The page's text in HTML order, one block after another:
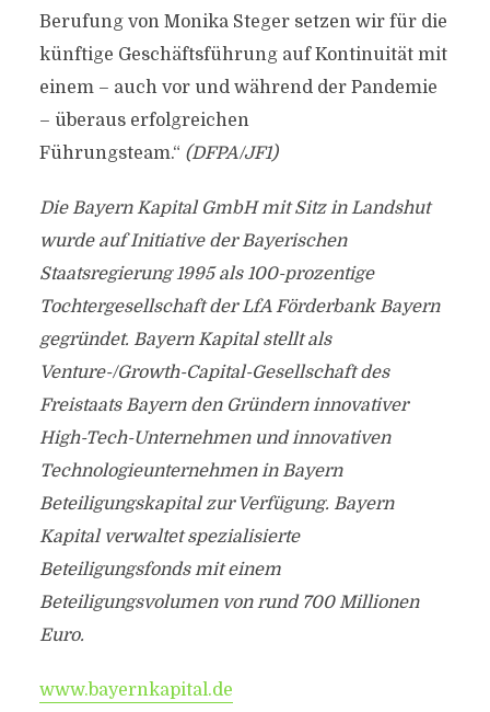
Berufung von Monika Steger setzen wir für die
künftige Geschäftsführung auf Kontinuität mit
einem – auch vor und während der Pandemie
– überaus erfolgreichen
Führungsteam.“ (DFPA/JF1)
Die Bayern Kapital GmbH mit Sitz in Landshut
wurde auf Initiative der Bayerischen
Staatsregierung 1995 als 100-prozentige
Tochtergesellschaft der LfA Förderbank Bayern
gegründet. Bayern Kapital stellt als
Venture-/Growth-Capital-Gesellschaft des
Freistaats Bayern den Gründern innovativer
High-Tech-Unternehmen und innovativen
Technologieunternehmen in Bayern
Beteiligungskapital zur Verfügung. Bayern
Kapital verwaltet spezialisierte
Beteiligungsfonds mit einem
Beteiligungsvolumen von rund 700 Millionen
Euro.
www.bayernkapital.de